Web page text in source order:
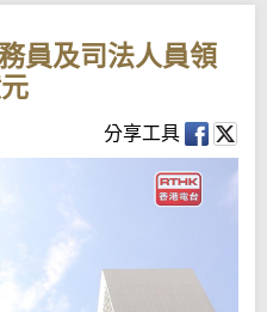
員及司法人員領
分享工具